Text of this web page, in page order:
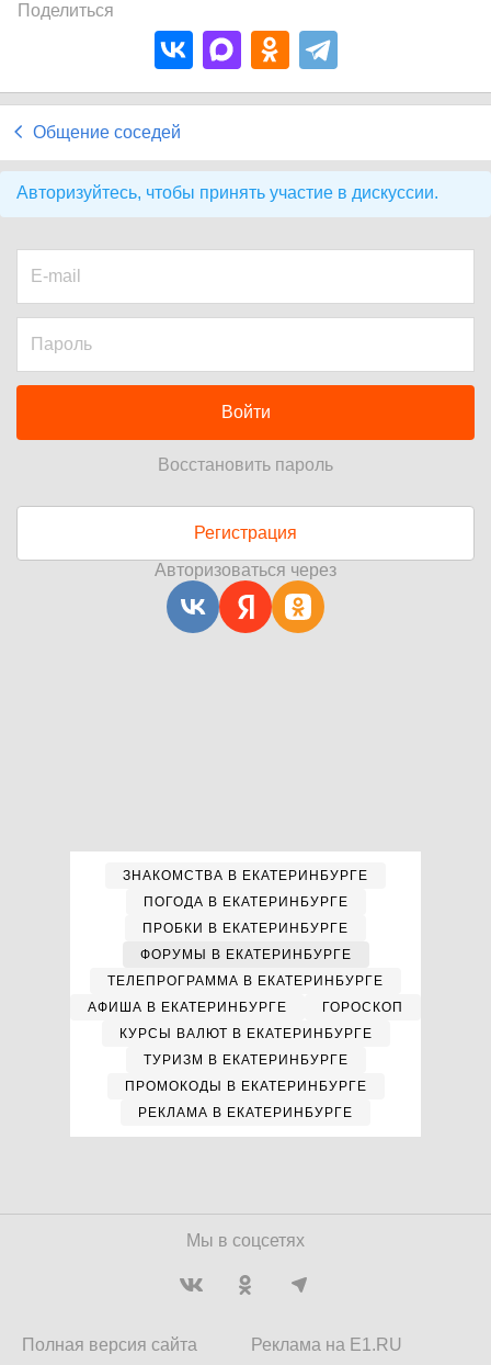
Поделиться
Общение соседей
Авторизуйтесь, чтобы принять участие в дискуссии.
Войти
Восстановить пароль
Регистрация
Авторизоваться через
ЗНАКОМСТВА В ЕКАТЕРИНБУРГЕ
ПОГОДА В ЕКАТЕРИНБУРГЕ
ПРОБКИ В ЕКАТЕРИНБУРГЕ
ФОРУМЫ В ЕКАТЕРИНБУРГЕ
ТЕЛЕПРОГРАММА В ЕКАТЕРИНБУРГЕ
АФИША В ЕКАТЕРИНБУРГЕ
ГОРОСКОП
КУРСЫ ВАЛЮТ В ЕКАТЕРИНБУРГЕ
ТУРИЗМ В ЕКАТЕРИНБУРГЕ
ПРОМОКОДЫ В ЕКАТЕРИНБУРГЕ
РЕКЛАМА В ЕКАТЕРИНБУРГЕ
Мы в соцсетях
Полная версия сайта
Реклама на E1.RU